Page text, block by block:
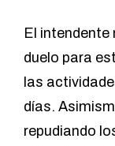
El intendente
duelo para
las
días.
repudiando